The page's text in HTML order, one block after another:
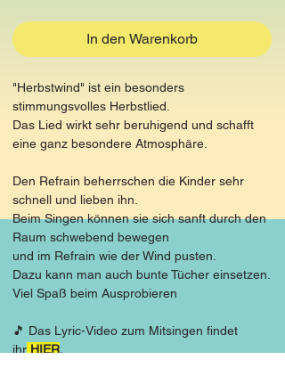
In den Warenkorb
"Herbstwind" ist ein besonders
stimmungsvolles Herbstlied.
Das Lied wirkt sehr beruhigend und schafft
eine ganz besondere Atmosphäre.
Den Refrain beherrschen die Kinder sehr
schnell und lieben ihn.
Beim Singen können sie sich sanft durch den
Raum schwebend bewegen
und im Refrain wie der Wind pusten.
Dazu kann man auch bunte Tücher einsetzen.
Viel Spaß beim Ausprobieren
🎵 Das Lyric-Video zum Mitsingen findet
ihr HIER.